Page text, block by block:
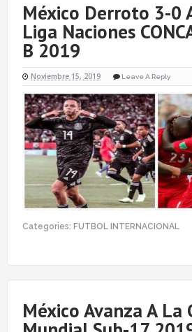
México Derroto 3-0
Liga Naciones
B 2019
Noviembre 15, 2019 Leave A Reply
Categories: FUTBOL INTERNACIONAL
México Avanza A La